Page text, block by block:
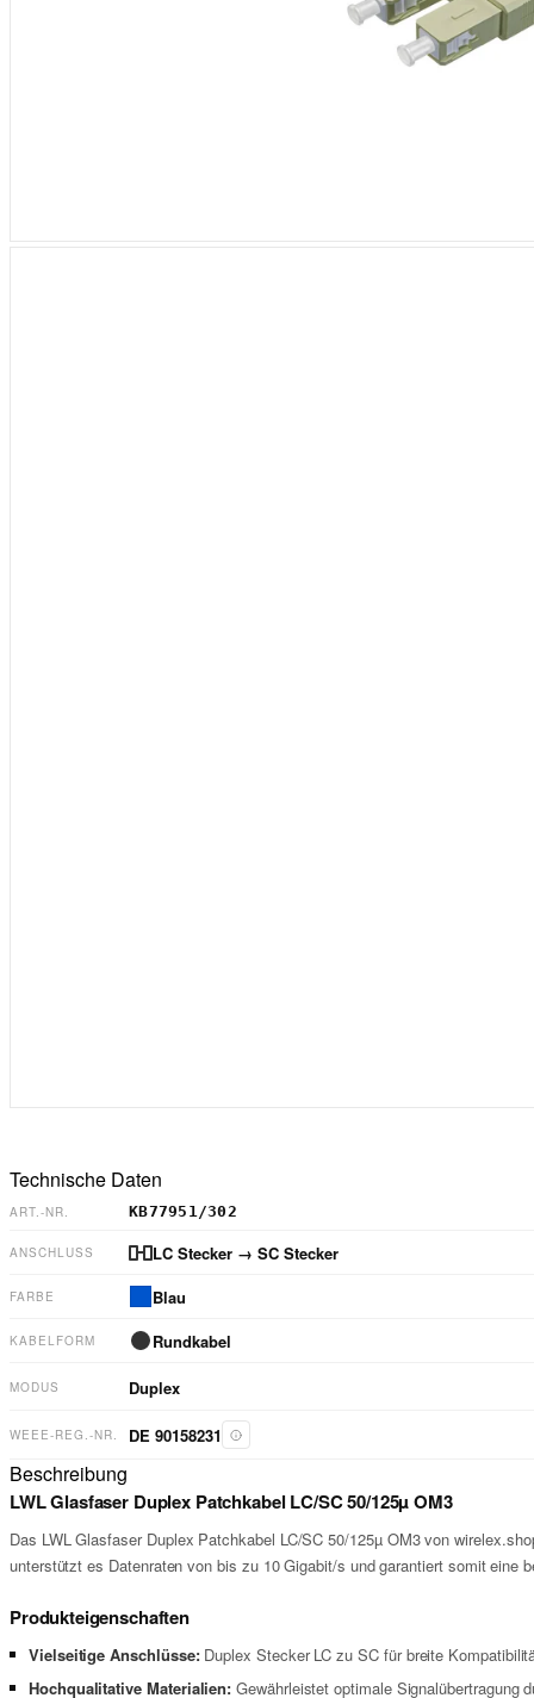
Technische Daten
ART.-NR. KB77951/302
ANSCHLUSS LC Stecker → SC Stecker
FARBE Blau
KABELFORM Rundkabel
MODUS Duplex
WEEE-REG.-NR. DE 90158231
Beschreibung
LWL Glasfaser Duplex Patchkabel LC/SC 50/125µ OM3
Das LWL Glasfaser Duplex Patchkabel LC/SC 50/125µ OM3 von
unterstützt es Datenraten von bis zu 10 Gigabit/s und garantiert somit eine
Produkteigenschaften
Vielseitige Anschlüsse:Duplex Stecker LC zu SC für breite
Hochqualitative Materialien: Gewährleistet optimale Signalübertragung